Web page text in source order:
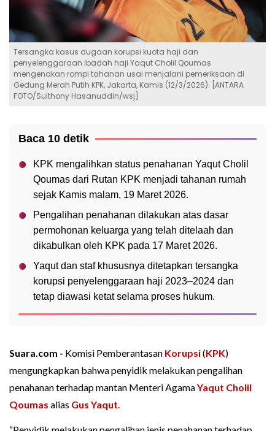
Tersangka kasus dugaan korupsi kuota haji dan
penyelenggaraan ibadah haji Yaqut Cholil Qoumas
mengenakan rompi tahanan usai menjalani pemeriksaan di
Gedung Merah Putih KPK, Jakarta, Kamis (12/3/2026). [ANTARA
FOTO/Sulthony Hasanuddin/wsj]
Baca 10 detik
KPK mengalihkan status penahanan Yaqut Cholil
Qoumas dari Rutan KPK menjadi tahanan rumah
sejak Kamis malam, 19 Maret 2026.
Pengalihan penahanan dilakukan atas dasar
permohonan keluarga yang telah ditelaah dan
dikabulkan oleh KPK pada 17 Maret 2026.
Yaqut dan staf khususnya ditetapkan tersangka
korupsi penyelenggaraan haji 2023–2024 dan
tetap diawasi ketat selama proses hukum.
Suara.com - Komisi Pemberantasan Korupsi(KPK)
mengungkapkan bahwa penyidik melakukan pengalihan
penahanan terhadap mantan Menteri AgamaYaqut Cholil
Qoumas alias Gus Yaqut.